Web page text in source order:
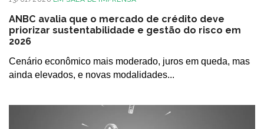
ANBC avalia que o mercado de crédito deve
priorizar sustentabilidade e gestão do risco em
2026
Cenário econômico mais moderado, juros em queda, mas
ainda elevados, e novas modalidades...